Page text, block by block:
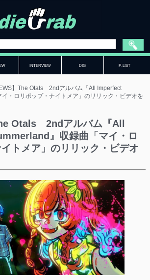
INTERVIEW DIG P-LIST
】The Otals 2ndアルバム『All Imperfect
・ロリポップ・ナイトメア」のリリック・ビデオを
Otals 2ndアルバム『All
』収録曲「マイ・ロ
トメア」のリリック・ビデオ